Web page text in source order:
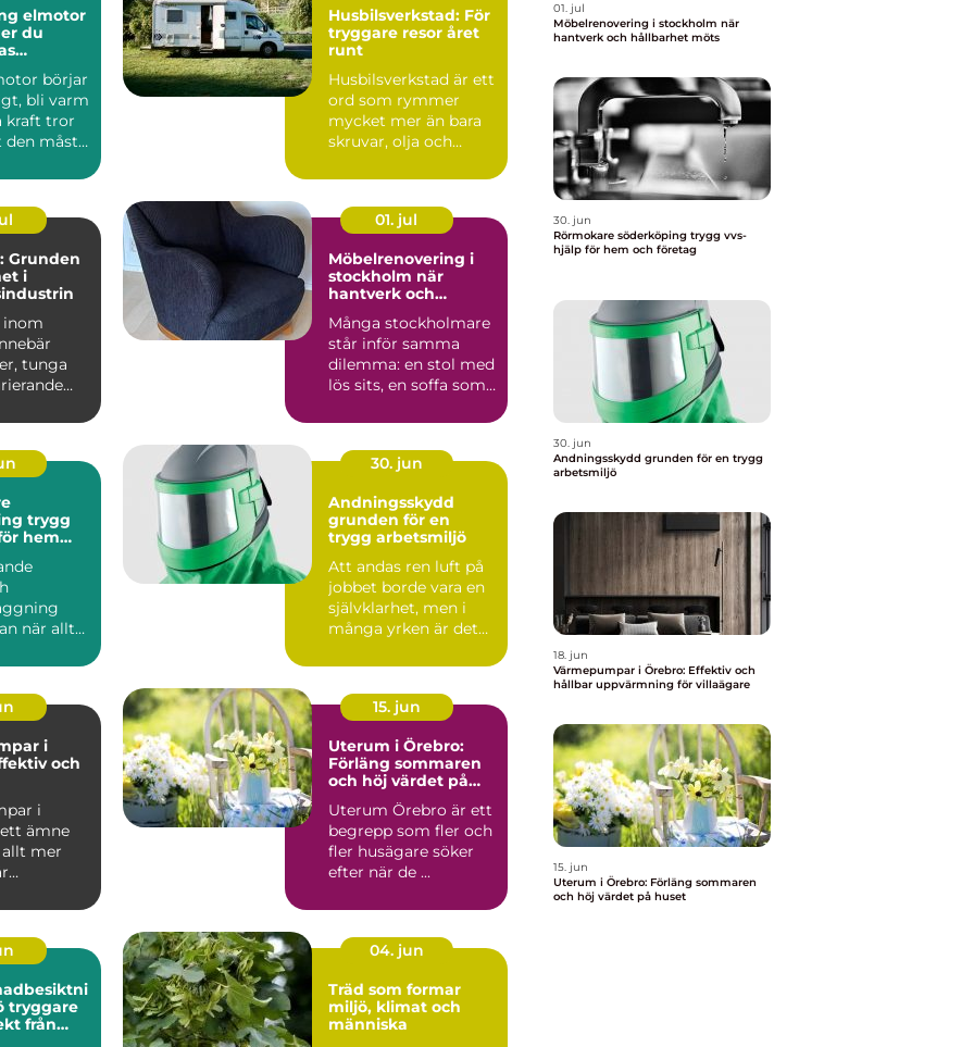
elmotor
du
börjar
bli varm
kraft tror
den måste
Husbilsverkstad: För
tryggare resor året
runt
Husbilsverkstad är ett
ord som rymmer
mycket mer än bara
skruvar, olja och
Grunden
i
inom
tunga
01. jul
Möbelrenovering i
stockholm när
hantverk och
Många stockholmare
står inför samma
dilemma: en stol med
lös sits, en soffa som
hem
när allt
30. jun
Andningsskydd
grunden för en
trygg arbetsmiljö
Att andas ren luft på
jobbet borde vara en
självklarhet, men i
många yrken är det
i
och
i
ämne
mer
15. jun
Uterum i Örebro:
Förläng sommaren
och höj värdet på
Uterum Örebro är ett
begrepp som fler och
fler husägare söker
efter när de ...
från
04. jun
Träd som formar
miljö, klimat och
människa
01. jul
Möbelrenovering i stockholm när
hantverk och hållbarhet möts
30. jun
Rörmokare söderköping trygg vvs-
hjälp för hem och företag
30. jun
Andningsskydd grunden för en trygg
arbetsmiljö
18. jun
Värmepumpar i Örebro: Effektiv och
hållbar uppvärmning för villaägare
15. jun
Uterum i Örebro: Förläng sommaren
och höj värdet på huset